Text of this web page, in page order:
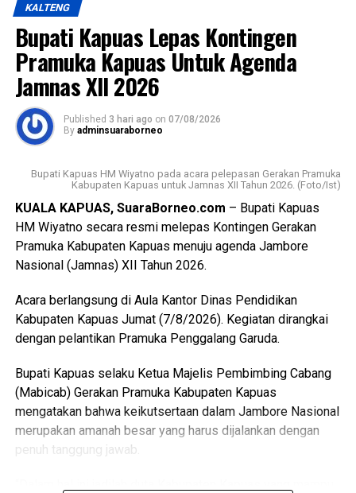
hukum UU Nomor 41 Tahun 2009 tentang Perlindungan
LP2B PP Nomor 1 Tahun 2011 kemudian Peraturan
pelaksana lainnya yakni Keputusan Bupati Kapuas Nomor
537/DISTAN Tahun 2022 tentang Penetapan KP2B LP2B
dan LCP2B.
Lebih lanjut ia menjelaskan luasan lahan pertanian pangan
berkelanjutan (LP2B) Kabupaten Kapuas adalah 38.323,62
Kemudian luasan cadangan lahan pertanian berkelanjutan
(LCP2B) Kabupaten Kapuas 22.553,37 Ha.
Meski begitu terjadi permasalahan atas kondisi lahan di
antaranya perbedaan data antar instansi perubahan
“Oleh karena itu terkait hal tersebut kami menyepakati data
final LP2B data LCP2B menyempurnakan Raperda melalui
(Ujg/SB)
Views: 22
Bagikan ke
KALTENG
Bupati Kapuas Lepas Kontingen
Pramuka Kapuas Untuk Agenda
Jamnas XII 2026
Published 3 hari ago on 07/08/2026
By adminsuaraborneo
Bupati Kapuas HM Wiyatno pada acara pelepasan Gerakan Pramuka
Kabupaten Kapuas untuk Jamnas XII Tahun 2026. (Foto/Ist)
KUALA KAPUAS, SuaraBorneo.com – Bupati Kapuas
HM Wiyatno secara resmi melepas Kontingen Gerakan
Pramuka Kabupaten Kapuas menuju agenda Jambore
Nasional (Jamnas) XII Tahun 2026.
Acara berlangsung di Aula Kantor Dinas Pendidikan
Kabupaten Kapuas Jumat (7/8/2026). Kegiatan dirangkai
dengan pelantikan Pramuka Penggalang Garuda.
Bupati Kapuas selaku Ketua Majelis Pembimbing Cabang
(Mabicab) Gerakan Pramuka Kabupaten Kapuas
mengatakan bahwa keikutsertaan dalam Jambore Nasional
merupakan amanah besar yang harus dijalankan dengan
penuh tanggung jawab.